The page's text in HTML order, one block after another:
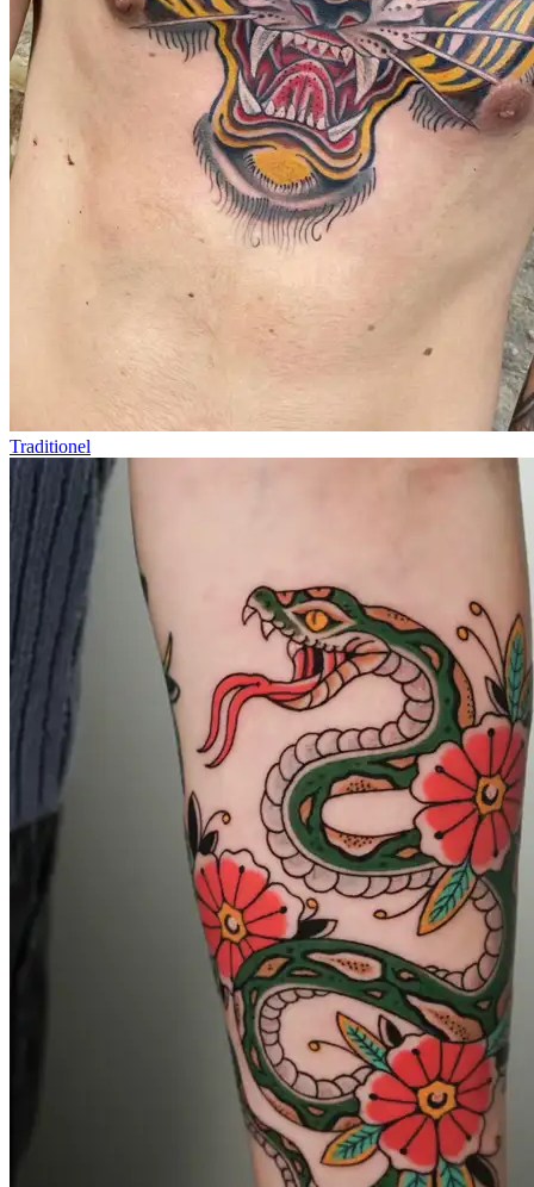
Traditionel